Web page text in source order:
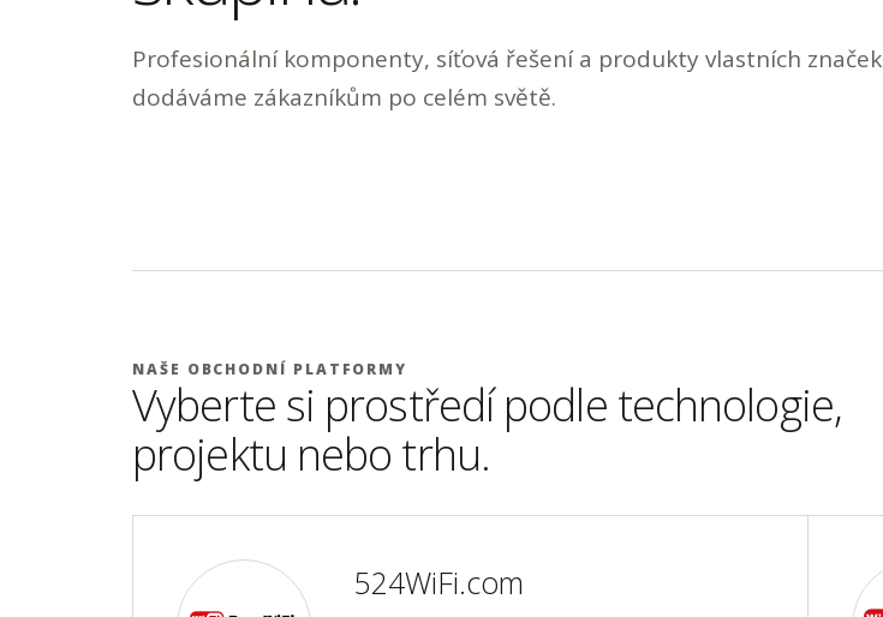
Profesionální komponenty, síťová řešení a produkty vlastních značek
dodáváme zákazníkům po celém světě.
NAŠE OBCHODNÍ PLATFORMY
Vyberte si prostředí podle technologie,
projektu nebo trhu.
524WiFi.com